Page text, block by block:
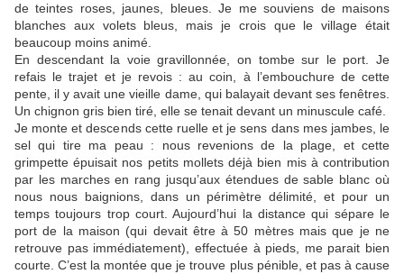
de teintes roses, jaunes, bleues. Je me souviens de maisons
blanches aux volets bleus, mais je crois que le village était
beaucoup moins animé.
En descendant la voie gravillonnée, on tombe sur le port. Je
refais le trajet et je revois : au coin, à l’embouchure de cette
pente, il y avait une vieille dame, qui balayait devant ses fenêtres.
Un chignon gris bien tiré, elle se tenait devant un minuscule café.
Je monte et descends cette ruelle et je sens dans mes jambes, le
sel qui tire ma peau : nous revenions de la plage, et cette
grimpette épuisait nos petits mollets déjà bien mis à contribution
par les marches en rang jusqu’aux étendues de sable blanc où
nous nous baignions, dans un périmètre délimité, et pour un
temps toujours trop court. Aujourd’hui la distance qui sépare le
port de la maison (qui devait être à 50 mètres mais que je ne
retrouve pas immédiatement), effectuée à pieds, me parait bien
courte. C’est la montée que je trouve plus pénible, et pas à cause